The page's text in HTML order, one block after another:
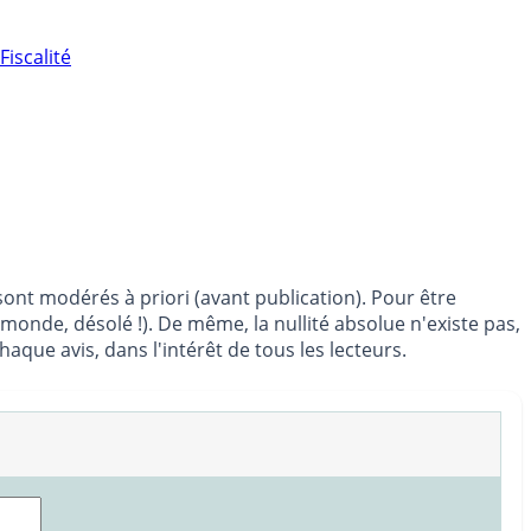
modérés à priori (avant publication). Pour être
désolé !). De même, la nullité absolue n'existe pas,
avis, dans l'intérêt de tous les lecteurs.